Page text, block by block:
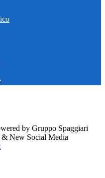
by Gruppo Spaggiari
New Social Media